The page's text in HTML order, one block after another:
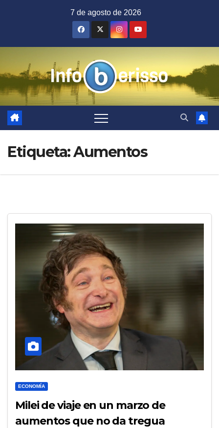
7 de agosto de 2026
Etiqueta:Aumentos
ECONOMÍA
Milei de viaje en un marzo de
aumentos que no da tregua